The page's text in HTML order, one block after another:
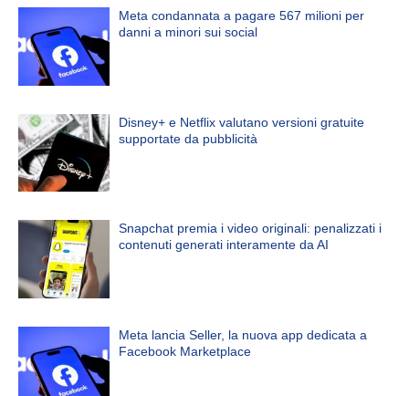
Meta condannata a pagare 567 milioni per
danni a minori sui social
Disney+ e Netflix valutano versioni gratuite
supportate da pubblicità
Snapchat premia i video originali: penalizzati i
contenuti generati interamente da AI
Meta lancia Seller, la nuova app dedicata a
Facebook Marketplace